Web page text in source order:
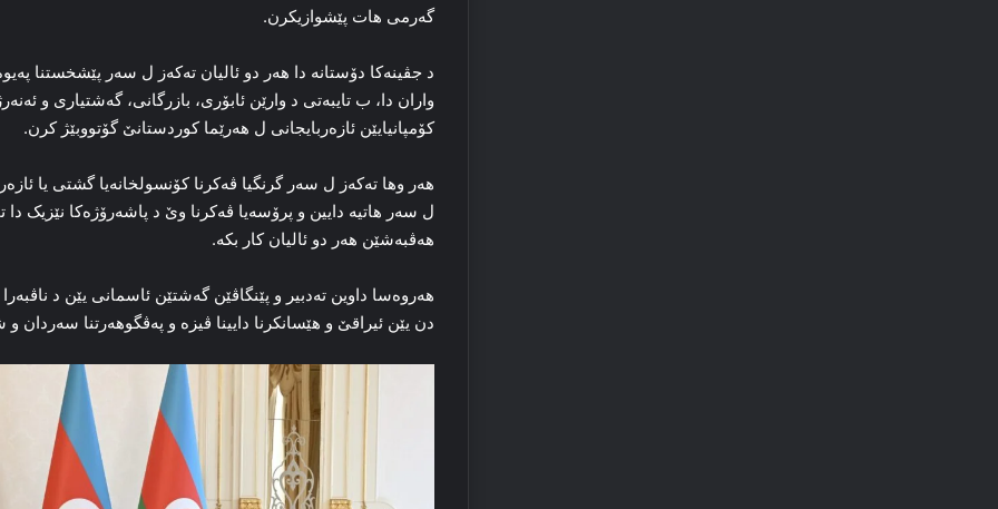
گه‌رمی هات پێشوازیکرن.
د جڤینه‌کا دۆستانه‌ دا هه‌ر دو ئالیان ته‌که‌ز ل سه‌ر پێشخستنا
واران دا، ب تایبه‌تی د وارێن ئابۆری، بازرگانی، گه‌شتیاری و
کۆمپانیایێن ئازه‌ربایجانی ل هه‌رێما کوردستانێ گۆتووبێژ کرن.
هه‌ر وها ته‌که‌ز ل سه‌ر گرنگیا ڤه‌کرنا کۆنسولخانه‌یا گشتی یا
ل سه‌ر هاتیه‌ دایین و پرۆسه‌یا ڤه‌کرنا وێ د پاشه‌رۆژه‌کا‌ نێزیک
هه‌ڤبه‌شێن هه‌ر دو ئالیان کار بکه‌.
هه‌روەسا داوین ته‌دبیر و پێنگاڤێن گه‌شتێن ئاسمانی یێن د
دن یێن ئیراقێ و هێسانکرنا دایینا ڤیزه‌ و په‌ڤگوهه‌رتنا سه‌ردان